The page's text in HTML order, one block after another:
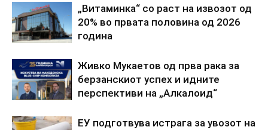
„Витаминка“ со раст на извозот од
20% во првата половина од 2026
година
Живко Мукаетов од прва рака за
берзанскиот успех и идните
перспективи на „Алкалоид“
ЕУ подготвува истрага за увозот на